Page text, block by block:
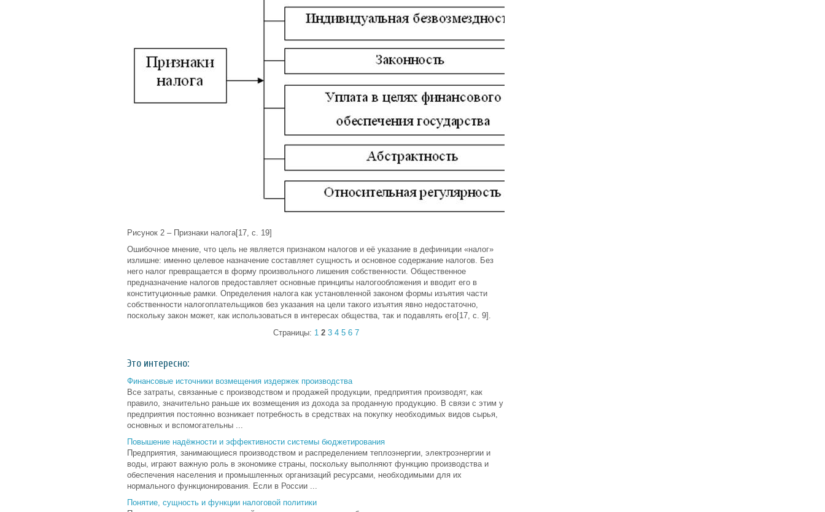
Рисунок 2 – Признаки налога[17, с. 19]
Ошибочное мнение, что цель не является признаком налогов и её указание в дефиниции «налог»
излишне: именно целевое назначение составляет сущность и основное содержание налогов. Без
него налог превращается в форму произвольного лишения собственности. Общественное
предназначение налогов предоставляет основные принципы налогообложения и вводит его в
конституционные рамки. Определения налога как установленной законом формы изъятия части
собственности налогоплательщиков без указания на цели такого изъятия явно недостаточно,
поскольку закон может, как использоваться в интересах общества, так и подавлять его[17, с. 9].
Страницы: 1 2 3 4 5 6 7
Это интересно:
Финансовые источники возмещения издержек производства
Все затраты, связанные с производством и продажей продукции, предприятия производят, как
правило, значительно раньше их возмещения из дохода за проданную продукцию. В связи с этим у
предприятия постоянно возникает потребность в средствах на покупку необходимых видов сырья,
основных и вспомогательны ...
Повышение надёжности и эффективности системы бюджетирования
Предприятия, занимающиеся производством и распределением теплоэнергии, электроэнергии и
воды, играют важную роль в экономике страны, поскольку выполняют функцию производства и
обеспечения населения и промышленных организаций ресурсами, необходимыми для их
нормального функционирования. Если в России ...
Понятие, сущность и функции налоговой политики